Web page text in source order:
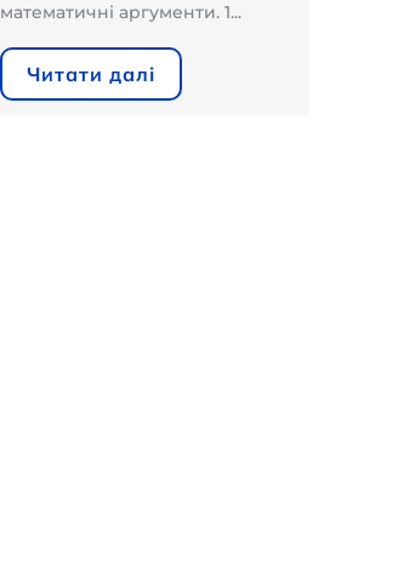
математичні аргументи. 1...
Читати далі